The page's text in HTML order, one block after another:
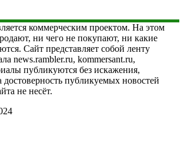
коммерческим проектом. На этом
ни чего не покупают, ни какие
Сайт представляет собой ленту
news.rambler.ru, kommersant.ru,
публикуются без искажения,
достоверность публикуемых новостей
не несёт.